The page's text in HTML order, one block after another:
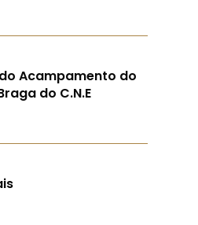
Acampamento do
do C.N.E